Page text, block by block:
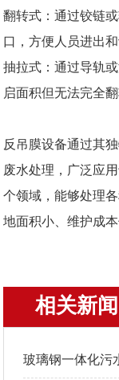
翻转式：通过铰链
口，方便人员进出和
抽拉式：通过导轨
启面积但无法完全翻
反吊膜设备通过其
废水处理，广泛应
个领域，能够处理
地面积小、维护成本
相关新闻